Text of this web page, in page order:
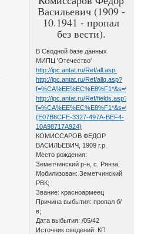
Васильевич (1909 -
10.1941 - пропал
без вести).
В Сводной базе данных
МИПЦ 'Отечество'
http://ipc.antat.ru/Ref/all.asp:
http://ipc.antat.ru/Ref/allq.asp?
http://ipc.antat.ru/Ref/fields.asp?
{E07B6CFE-3327-497A-BEF4-
10A98717A924}
КОМИССАРОВ ФЕДОР
ВАСИЛЬЕВИЧ, 1909 г.р.
Место рождения:
Земетчинский р-н, с. Рянза;
Мобилизован: Земетчинский
РВК;
Звание: красноармеец
Причина выбытия: пропал б/
в;
Дата выбытия: /05/42
Источник сведений: КП